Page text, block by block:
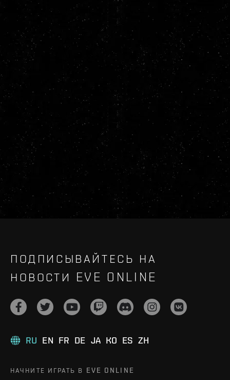
ПОДПИСЫВАЙТЕСЬ НА
НОВОСТИ EVE ONLINE
RU EN FR DE JA KO ES ZH
НАЧНИТЕ ИГРАТЬ В EVE ONLINE